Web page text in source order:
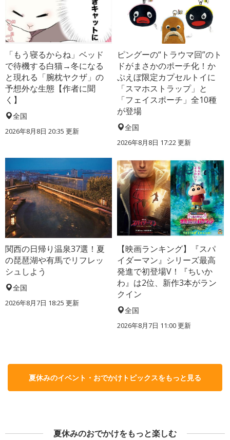
「もう寝るからね」ベッド
で待機する白猫→冬になる
と現れる「腕枕ヤクザ」の
予想外な生態【作者に聞
く】
全国
2026年8月8日 20:35 更新
ピングーの“トラウマ回”のト
ドがまさかのポーチ化！か
ぷえぼ限定カプセルトイに
「スマホストラップ」と
「フェイスポーチ」全10種
が登場
全国
2026年8月8日 17:22更新
関西の日帰り温泉37選！夏
の琵琶湖や有馬でリフレッ
シュしよう
全国
2026年8月7日 18:25 更新
【映画ランキング】『スパ
イダーマン』シリーズ最高
発進で初登場V！『ちいか
わ』は2位、新作3本がラン
クイン
全国
2026年8月7日 11:00更新
夏休みのイベント・おでかけトピックスをもっと見る
夏休みのおでかけをもっと楽しむ